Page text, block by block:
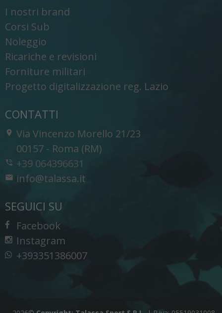
I nostri brand
Corsi Sub
Noleggio
Ricariche e revisioni
Forniture militari
Progetto digitalizzazione reg. Lazio
CONTATTI
Via Vincenzo Morello 21/23
-
00157 - Roma (RM)
+39 064396631
info@talassa.it
SEGUICI SU
Facebook
Instagram
+393351386007